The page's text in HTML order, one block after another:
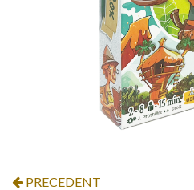
PRECEDENT